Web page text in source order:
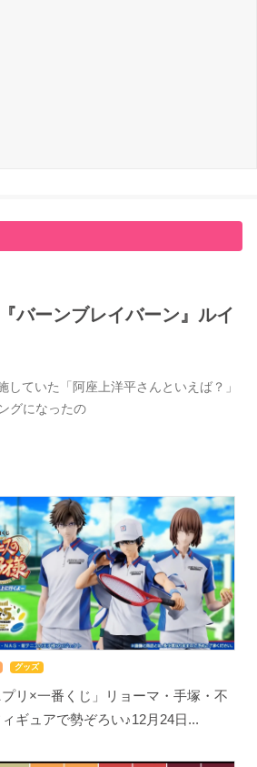
バーンブレイバーン』ルイ
ていた「阿座上洋平さんといえば？」
グになったの
グッズ
プリ×一番くじ」リョーマ・手塚・不
ギュアで勢ぞろい♪12月24日...